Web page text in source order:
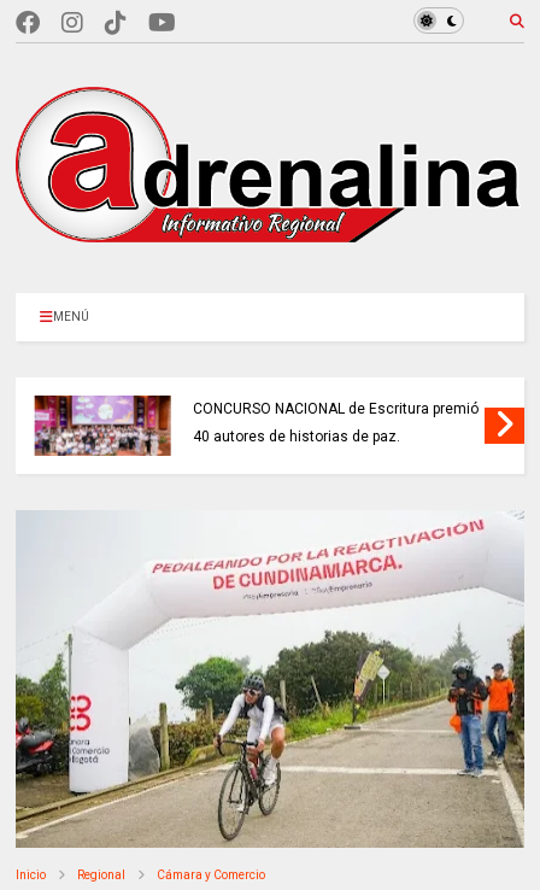
MENÚ
CONCURSO NACIONAL de Escritura premió
40 autores de historias de paz.
Inicio Regional Cámara y Comercio